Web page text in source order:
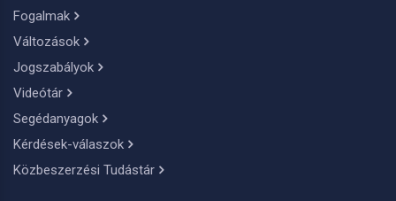
Fogalmak
Változások
Jogszabályok
Videótár
Segédanyagok
Kérdések-válaszok
Közbeszerzési Tudástár